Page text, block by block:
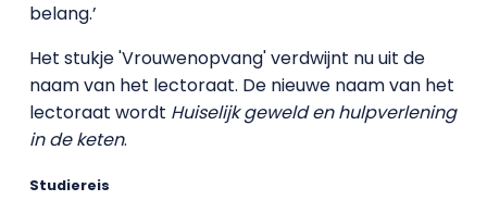
belang.’
Het stukje 'Vrouwenopvang' verdwijnt nu uit de
naam van het lectoraat. De nieuwe naam van het
lectoraat wordt Huiselijk geweld en hulpverlening
in de keten.
Studiereis